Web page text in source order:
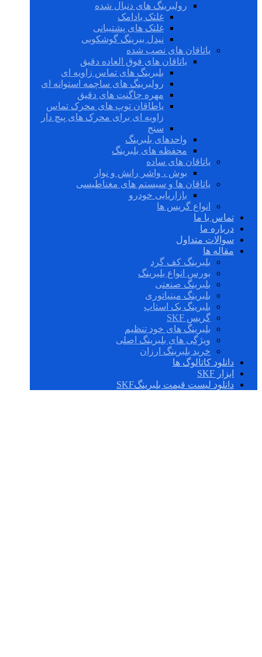
رولبرینگ های دنبال شده
غلتک بادامک
غلتک های پشتیبانی
نیدل بیرینگ گوشکوبی
یاتاقان های نصب شده
یاتاقان های فوق العاده دقیق
بلبرینگ های تماس زاویه ای
رولبرینگ های ساچمه استوانه ای
مهره چاگنت های دقیق
یاطاقان توپ های محرک تماس
زاویه ای برای محرک های پیچ دار
سنج
واحدهای بلبرینگ
محفظه های بلبرینگ
یاتاقان های ساده
بوش ، واشر رانش و نوار
یاتاقان ها و سیستم های مغناطیسی
بازاریابی خودرو
انواع گریس ها
تماس با ما
درباره ما
سوالات متداول
مقاله ها
بلبرینگ کف گرد
بورس انواع بلبرینگ
بلبرینگ صنعتی
بلبرینگ مینیاتوری
بلبرینگ بک استاپ
گریس SKF
بلبرینگ های خود تنظیم
ویژگی های بلبرینگ اصلی
خرید بلبرینگ ارزان
دانلود کاتالوگ ها
ابزار SKF
دانلود لیست قیمت بلبرینگSKF